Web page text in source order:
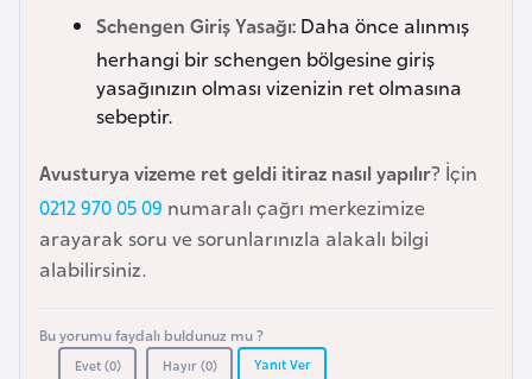
Schengen Giriş Yasağı: Daha önce alınmış
herhangi bir schengen bölgesine giriş
yasağınızın olması vizenizin ret olmasına
sebeptir.
Avusturya vizeme ret geldi itiraz nasıl yapılır? İçin
0212 970 05 09 numaralı çağrı merkezimize
arayarak soru ve sorunlarınızla alakalı bilgi
alabilirsiniz.
Bu yorumu faydalı buldunuz mu ?
Evet (0) Hayır (0) Yanıt Ver
r
s
e
k
B